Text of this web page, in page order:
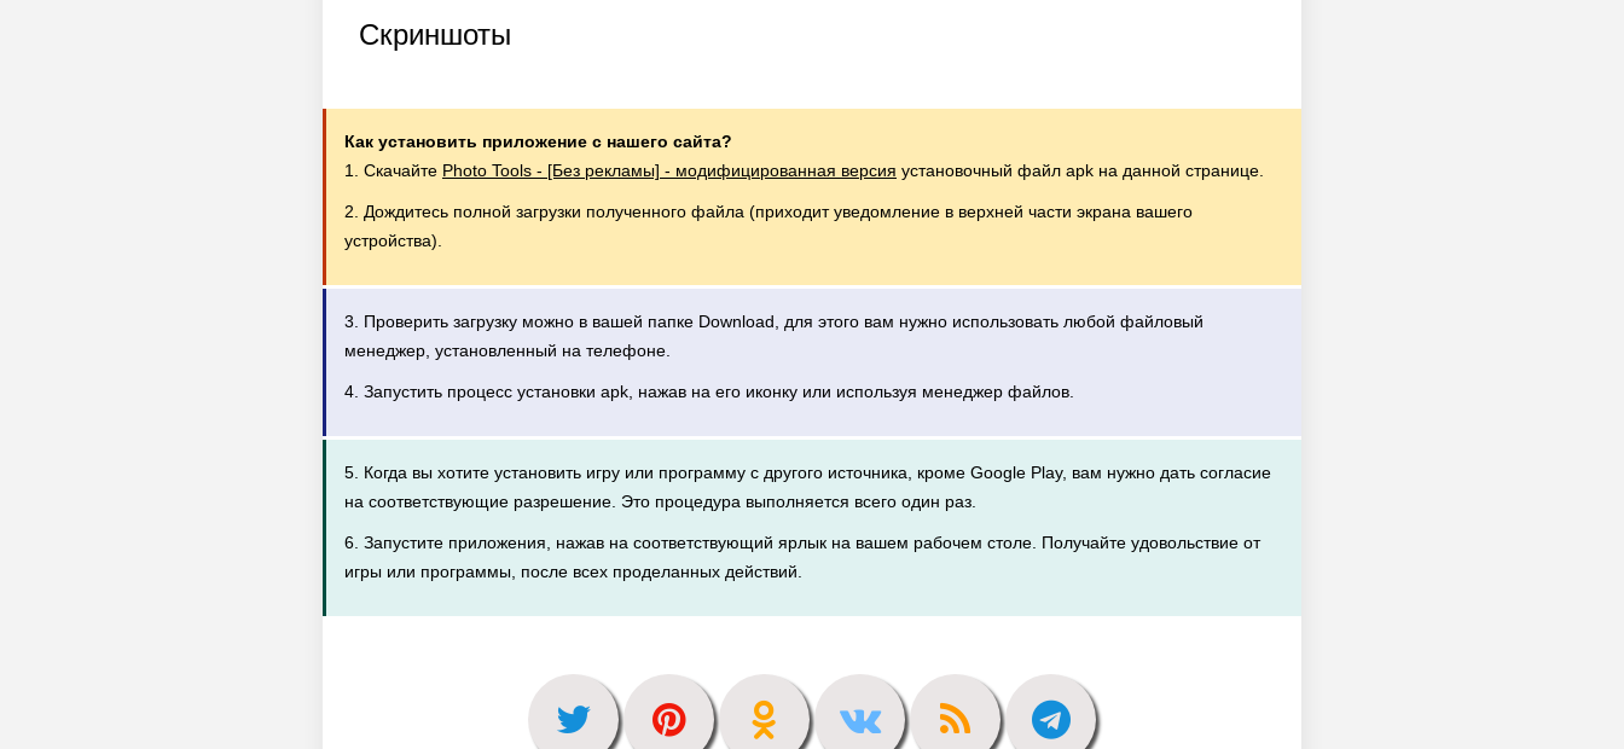
Скриншоты
Как установить приложение с нашего сайта?
1. Скачайте Photo Tools - [Без рекламы] - модифицированная версия установочный файл apk на данной странице.
2. Дождитесь полной загрузки полученного файла (приходит уведомление в верхней части экрана вашего
устройства).
3. Проверить загрузку можно в вашей папке Download, для этого вам нужно использовать любой файловый
менеджер, установленный на телефоне.
4. Запустить процесс установки apk, нажав на его иконку или используя менеджер файлов.
5. Когда вы хотите установить игру или программу с другого источника, кроме Google Play, вам нужно дать согласие
на соответствующие разрешение. Это процедура выполняется всего один раз.
6. Запустите приложения, нажав на соответствующий ярлык на вашем рабочем столе. Получайте удовольствие от
игры или программы, после всех проделанных действий.